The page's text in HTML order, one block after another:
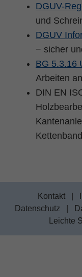
DGUV-
und
DGUV
− sicher
BG 5.3.16
Arbeiten
DIN EN
Kontakt
Datenschutz
Leichte